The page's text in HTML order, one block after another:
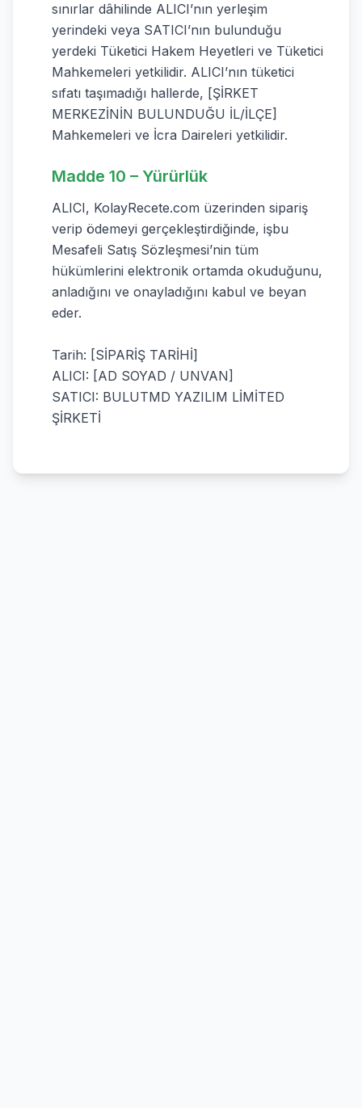
sınırlar dâhilinde ALICI’nın yerleşim
yerindeki veya SATICI’nın bulunduğu
yerdeki Tüketici Hakem Heyetleri ve Tüketici
Mahkemeleri yetkilidir. ALICI’nın tüketici
sıfatı taşımadığı hallerde, [ŞİRKET
MERKEZİNİN BULUNDUĞU İL/İLÇE]
Mahkemeleri ve İcra Daireleri yetkilidir.
Madde 10 – Yürürlük
ALICI, KolayRecete.com üzerinden sipariş
verip ödemeyi gerçekleştirdiğinde, işbu
Mesafeli Satış Sözleşmesi’nin tüm
hükümlerini elektronik ortamda okuduğunu,
anladığını ve onayladığını kabul ve beyan
eder.
Tarih: [SİPARİŞ TARİHİ]
ALICI: [AD SOYAD / UNVAN]
SATICI: BULUTMD YAZILIM LİMİTED
ŞİRKETİ